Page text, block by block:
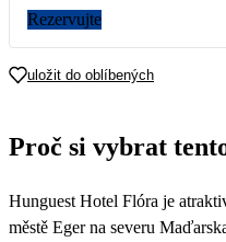
4 640 4 640
16
23 24
30
Rezervujte
uložit do oblíbených
Proč si vybrat
Hunguest Hotel Flóra je
městě Eger na severu